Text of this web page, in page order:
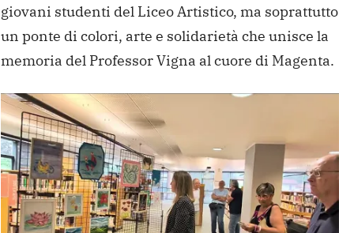
giovani studenti del Liceo Artistico, ma soprattutto
un ponte di colori, arte e solidarietà che unisce la
memoria del Professor Vigna al cuore di Magenta.